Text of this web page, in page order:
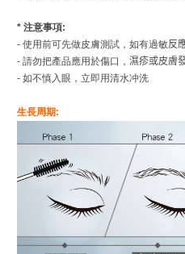
* 注意事項:
- 使用前可先做皮膚測試，如有過敏反
- 請勿把產品應用於傷口， 濕疹或皮膚
- 如不慎入眼，立即用清水冲洗
生長周期: